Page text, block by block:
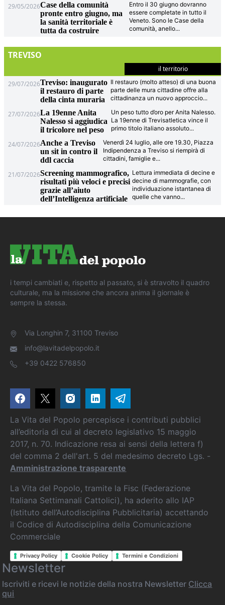
29/05/2026Case della comunità
pronte entro giugno, ma
la sanità territoriale è
tutta da costruire
Entro il 30 giugno dovranno
essere completate in tutto il
Veneto. Sono le Case della
comunità, anello...
TREVISO
il territorio
29/07/2026Treviso: inaugurato
il restauro di parte
della cinta muraria
Il restauro (molto atteso) di una buona
parte delle mura cittadine offre alla
cittadinanza un nuovo approccio...
27/07/2026La 19enne Anita
Nalesso si aggiudica
il tricolore nel peso
Un peso tutto d’oro per Anita Nalesso.
La 19enne di Trevisatletica vince il
primo titolo italiano assoluto...
24/07/2026Anche a Treviso
un sit in contro il
ddl caccia
Venerdì 24 luglio, alle ore 19.30, Piazza
Indipendenza a Treviso si riempirà di
cittadini, famiglie e...
21/07/2026Screening mammografico,
risultati più veloci e precisi
grazie all’aiuto
dell’Intelligenza artificiale
Lettura immediata di decine e
decine di mammografie, con
individuazione istantanea di
quelle che vanno...
i tempi cambiati e, rispetto al passato, si è stravolto il quadro
culturale, ma la missione che ancora anima il giornale è
sempre la stessa.
Via Longhin 7, 31100 Treviso
info@lavitadelpopolo.it
+39 0422 576850
La Vita del Popolo percepisce i contributi pubblici
all’editoria di cui al decreto legislativo 15 maggio
2017, n. 70. Indicazione resa ai sensi della lettera f)
del comma 2 dell'art. 5 del medesimo decreto Lgs. -
Amministrazione trasparente
La Vita del Popolo, tramite la Fisc (Federazione
Italiana Settimanali Cattolici), ha aderito allo IAP
(Istituto dell’Autodisciplina Pubblicitaria) accettando
il Codice di Autodisciplina della Comunicazione
Commerciale
Privacy Policy Cookie Policy Termini e Condizioni
Newsletter
Iscriviti e ricevi le notizie della nostra Newsletter Clicca
qui